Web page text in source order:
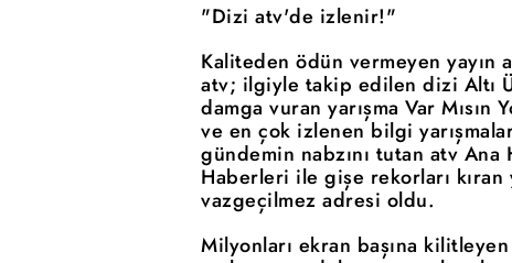
"Dizi atv'de izlenir!"
Kaliteden ödün vermeyen yayın
atv; ilgiyle takip edilen dizi Altı
damga vuran yarışma Var Mısın
ve en çok izlenen bilgi
gündemin nabzını tutan atv Ana
Haberleri ile gişe rekorları
vazgeçilmez adresi oldu.
Milyonları ekran başına kilitleyen